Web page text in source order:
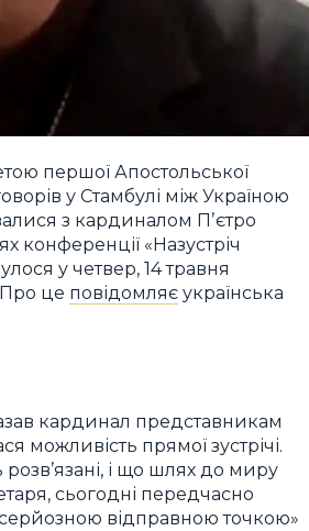
першої Апостольської
у Стамбулі між Україною
з кардиналом Пʼєтро
конференції «Назустріч
у четвер, 14 травня
Про це повідомляє українська
кардинал представникам
можливість прямої зустрічі.
і що шлях до миру
сьогодні передчасно
відправною точкою»